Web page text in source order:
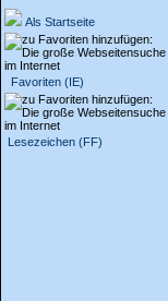
Als Startseite
Favoriten (IE)
Lesezeichen (FF)